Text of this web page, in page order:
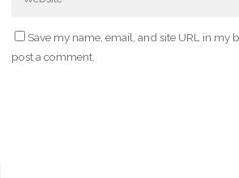
Save my name, email, and site URL in my
post a comment.